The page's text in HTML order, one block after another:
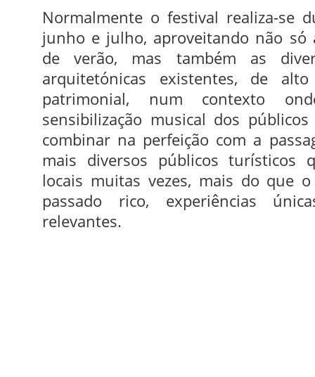
Normalmente o festival realiza-se
junho e julho, aproveitando não só
de verão, mas também as
arquitetónicas existentes, de
patrimonial, num contexto
sensibilização musical dos
combinar na perfeição com a
mais diversos públicos turísticos
locais muitas vezes, mais do que
passado rico, experiências
relevantes.